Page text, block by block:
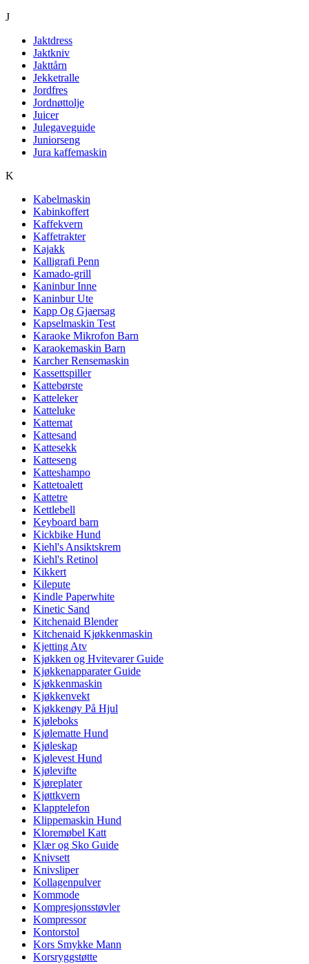
J
Jaktdress
Jaktkniv
Jakttårn
Jekketralle
Jordfres
Jordnøttolje
Juicer
Julegaveguide
Juniorseng
Jura kaffemaskin
K
Kabelmaskin
Kabinkoffert
Kaffekvern
Kaffetrakter
Kajakk
Kalligrafi Penn
Kamado-grill
Kaninbur Inne
Kaninbur Ute
Kapp Og Gjaersag
Kapselmaskin Test
Karaoke Mikrofon Barn
Karaokemaskin Barn
Karcher Rensemaskin
Kassettspiller
Kattebørste
Katteleker
Katteluke
Kattemat
Kattesand
Kattesekk
Katteseng
Katteshampo
Kattetoalett
Kattetre
Kettlebell
Keyboard barn
Kickbike Hund
Kiehl's Ansiktskrem
Kiehl's Retinol
Kikkert
Kilepute
Kindle Paperwhite
Kinetic Sand
Kitchenaid Blender
Kitchenaid Kjøkkenmaskin
Kjetting Atv
Kjøkken og Hvitevarer Guide
Kjøkkenapparater Guide
Kjøkkenmaskin
Kjøkkenvekt
Kjøkkenøy På Hjul
Kjøleboks
Kjølematte Hund
Kjøleskap
Kjølevest Hund
Kjølevifte
Kjøreplater
Kjøttkvern
Klapptelefon
Klippemaskin Hund
Kloremøbel Katt
Klær og Sko Guide
Knivsett
Knivsliper
Kollagenpulver
Kommode
Kompresjonsstøvler
Kompressor
Kontorstol
Kors Smykke Mann
Korsryggstøtte